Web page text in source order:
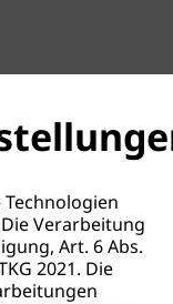
Verarbeitung
Art. 6 Abs.
2021. Die